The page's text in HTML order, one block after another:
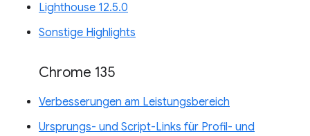
Lighthouse 12.5.0
Sonstige Highlights
Chrome 135
Verbesserungen am Leistungsbereich
Ursprungs- und Script-Links für Profil- und